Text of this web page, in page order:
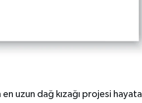
uzun dağ kızağı projesi hayata